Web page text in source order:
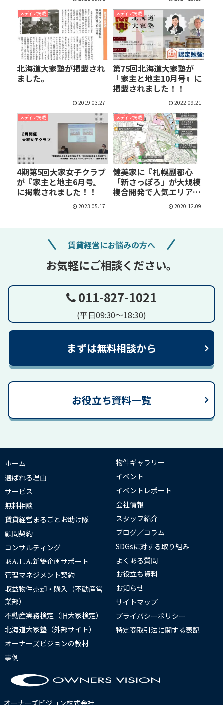
メディア掲載
北海道大家塾が掲載され
ました。
2019.03.27
メディア掲載
第75回北海道大家塾が
『家主と地主10月号』に
掲載されました！！
2022.09.21
メディア掲載
4期第5回大家女子クラブ
が『家主と地主6月号』
に掲載されました！！
2023.05.17
メディア掲載
健美家に『札幌副都心
「新さっぽろ」が大規模
複合開発で人気エリア
2020.12.09
賃貸経営にお悩みの方へ
お気軽にご相談ください。
011-827-1021
(平日09:30～18:30)
まずは無料相談から
お役立ち資料一覧
オーナーズビジョン株式会社
ホーム
選ばれる理由
サービス
無料相談
賃貸経営まるごとお助け隊
顧問契約
コンサルティング
あんしん新築企画サポート
管理マネジメント契約
収益物件売却・購入（不動産営
業部）
不動産実務検定（旧大家検定）
北海道大家塾（外部サイト）
オーナーズビジョンの教材
事例
物件ギャラリー
イベント
イベントレポート
会社情報
スタッフ紹介
ブログ／コラム
SDGsに対する取り組み
よくある質問
お役立ち資料
お知らせ
サイトマップ
プライバシーポリシー
特定商取引法に関する表記